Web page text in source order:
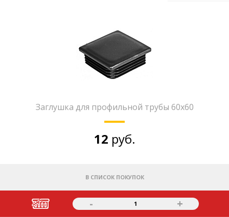
Заглушка для профильной трубы 60х60
12 руб.
В СПИСОК ПОКУПОК
- 1 +